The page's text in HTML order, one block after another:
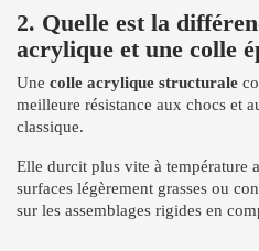
2. Quelle est la
acrylique et une colle
Une colle acrylique structurale
meilleure résistance aux chocs et
classique.
Elle durcit plus vite à température
surfaces légèrement grasses ou
sur les assemblages rigides en